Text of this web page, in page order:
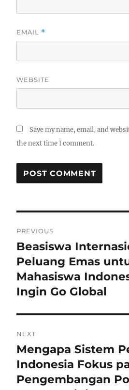
EMAIL *
WEBSITE
Save my name, email, and
the next time I comment.
navigation
PREVIOUS
Previous
post:
Beasiswa
Peluang Emas
Mahasiswa
Ingin Go Global
NEXT
Next
post:
Mengapa Sistem
Indonesia Fokus
Pengembangan